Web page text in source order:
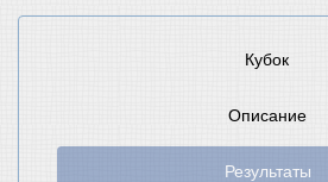
Кубок
Описание
Результаты